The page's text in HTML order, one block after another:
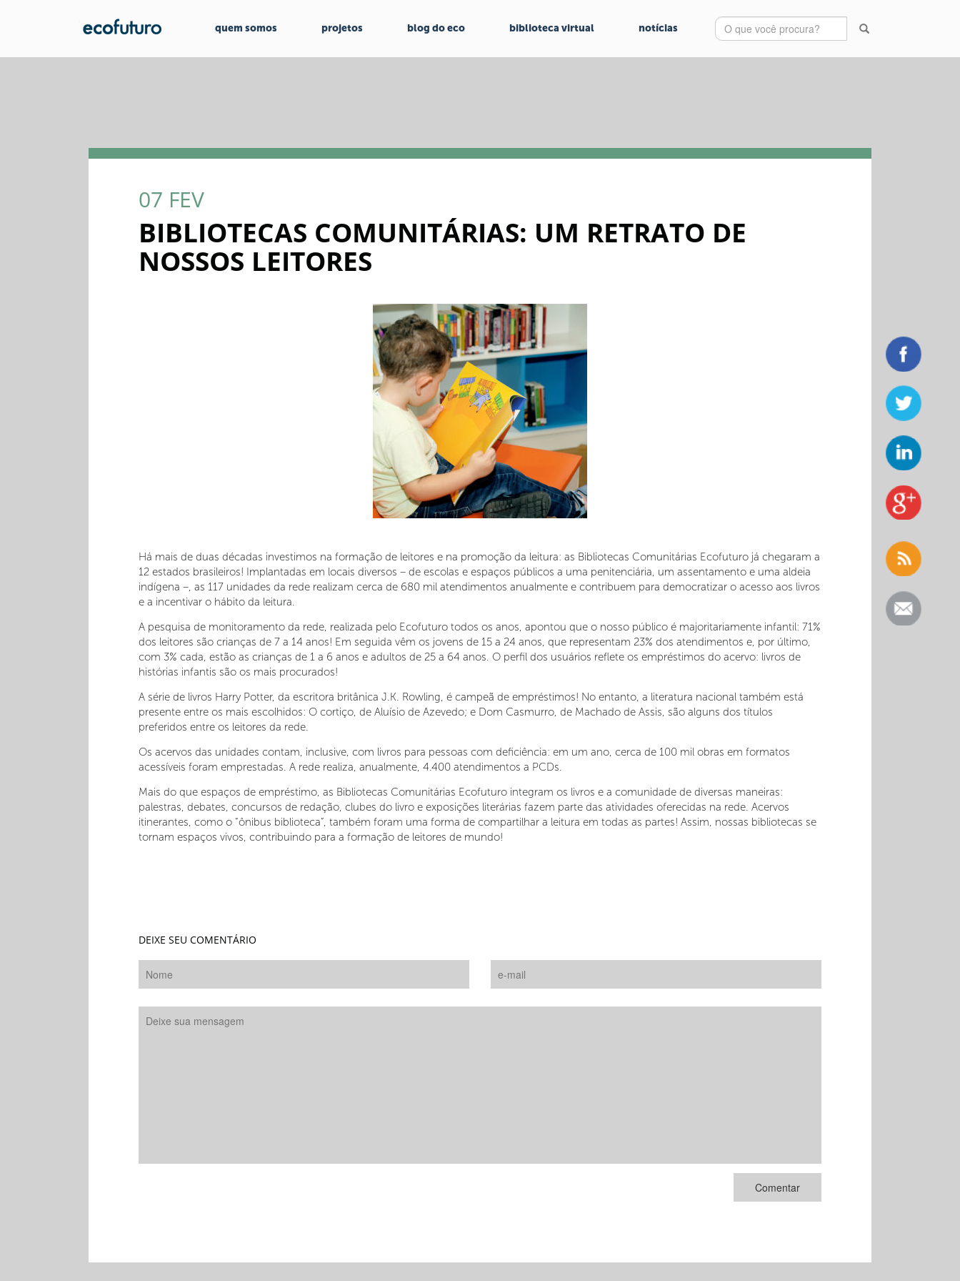
quem somos projetos blog do eco biblioteca virtual notícias
07 FEV
BIBLIOTECAS COMUNITÁRIAS: UM RETRATO DE
NOSSOS LEITORES
Há mais de duas décadas investimos na formação de leitores e na promoção da leitura: as Bibliotecas Comunitárias Ecofuturo já chegaram a
12 estados brasileiros! Implantadas em locais diversos – de escolas e espaços públicos a uma penitenciária, um assentamento e uma aldeia
indígena –, as 117 unidades da rede realizam cerca de 680 mil atendimentos anualmente e contribuem para democratizar o acesso aos livros
e a incentivar o hábito da leitura.
A pesquisa de monitoramento da rede, realizada pelo Ecofuturo todos os anos, apontou que o nosso público é majoritariamente infantil: 71%
dos leitores são crianças de 7 a 14 anos! Em seguida vêm os jovens de 15 a 24 anos, que representam 23% dos atendimentos e, por último,
com 3% cada, estão as crianças de 1 a 6 anos e adultos de 25 a 64 anos. O perfil dos usuários reflete os empréstimos do acervo: livros de
histórias infantis são os mais procurados!
A série de livros Harry Potter, da escritora britânica J.K. Rowling, é campeã de empréstimos! No entanto, a literatura nacional também está
presente entre os mais escolhidos: O cortiço, de Aluísio de Azevedo; e Dom Casmurro, de Machado de Assis, são alguns dos títulos
preferidos entre os leitores da rede.
Os acervos das unidades contam, inclusive, com livros para pessoas com deficiência: em um ano, cerca de 100 mil obras em formatos
acessíveis foram emprestadas. A rede realiza, anualmente, 4.400 atendimentos a PCDs.
Mais do que espaços de empréstimo, as Bibliotecas Comunitárias Ecofuturo integram os livros e a comunidade de diversas maneiras:
palestras, debates, concursos de redação, clubes do livro e exposições literárias fazem parte das atividades oferecidas na rede. Acervos
itinerantes, como o “ônibus biblioteca”, também foram uma forma de compartilhar a leitura em todas as partes! Assim, nossas bibliotecas se
tornam espaços vivos, contribuindo para a formação de leitores de mundo!
DEIXE SEU COMENTÁRIO